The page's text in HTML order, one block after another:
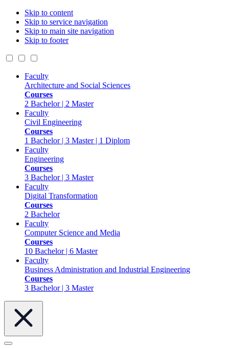
Skip to content
Skip to service navigation
Skip to main site navigation
Skip to footer
Faculty
Architecture and Social Sciences
Courses
2 Bachelor | 2 Master
Faculty
Civil Engineering
Courses
1 Bachelor | 3 Master | 1 Diplom
Faculty
Engineering
Courses
3 Bachelor | 3 Master
Faculty
Digital Transformation
Courses
2 Bachelor
Faculty
Computer Science and Media
Courses
10 Bachelor | 6 Master
Faculty
Business Administration and Industrial Engineering
Courses
3 Bachelor | 3 Master